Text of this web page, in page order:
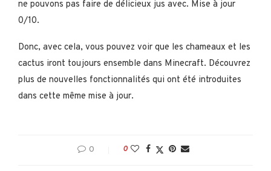
ne pouvons pas faire de délicieux jus avec. Mise à jour
0/10.
Donc, avec cela, vous pouvez voir que les chameaux et les
cactus iront toujours ensemble dans Minecraft. Découvrez
plus de nouvelles fonctionnalités qui ont été introduites
dans cette même mise à jour.
0 0